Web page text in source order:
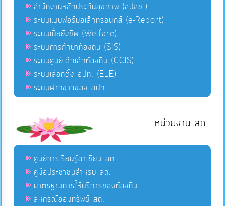
สำนักงานหลักประกันสุขภาพ (สปสช.)
ระบบแบบฟอร์มอิเล็กทรอนิกส์ (e-Report)
ระบบเบี้ยยังชีพ (Welfare)
ระบบการศึกษาท้องถิ่น (SIS)
ระบบศูนย์เด็กเล็กท้องถิ่น (CCIS)
ระบบเลือกตั้ง อปท. (ELE)
ระบบฝากข่าวของ อปท.
หน่วยงาน สถ.
ศูนย์การเรียนรู้อาเซียน สถ.
คู่มือประชาชนสำหรับ สถ.
มาตรฐานการให้บริการของท้องถิ่น
สหกรณ์ออมทรัพย์ สถ.